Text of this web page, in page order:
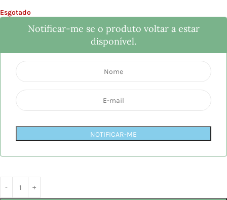
Esgotado
Notificar-me se o produto voltar a estar
disponível.
NOTIFICAR-ME